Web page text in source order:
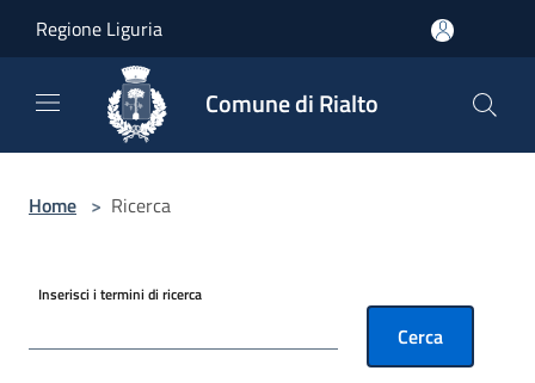
Regione Liguria
Comune di Rialto
Home > Ricerca
Inserisci i termini di ricerca
Cerca